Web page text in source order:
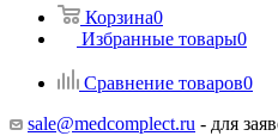
Корзина0
Избранные товары0
Сравнение товаров0
sale@medcomplect.ru - для